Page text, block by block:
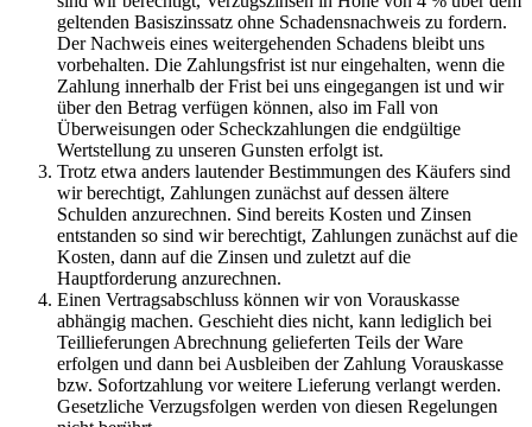
geltenden Basiszinssatz ohne Schadensnachweis zu fordern.
Der Nachweis eines weitergehenden Schadens bleibt uns
vorbehalten. Die Zahlungsfrist ist nur eingehalten, wenn die
Zahlung innerhalb der Frist bei uns eingegangen ist und wir
über den Betrag verfügen können, also im Fall von
Überweisungen oder Scheckzahlungen die endgültige
Wertstellung zu unseren Gunsten erfolgt ist.
Trotz etwa anders lautender Bestimmungen des Käufers sind
wir berechtigt, Zahlungen zunächst auf dessen ältere
Schulden anzurechnen. Sind bereits Kosten und Zinsen
entstanden so sind wir berechtigt, Zahlungen zunächst auf die
Kosten, dann auf die Zinsen und zuletzt auf die
Hauptforderung anzurechnen.
Einen Vertragsabschluss können wir von Vorauskasse
abhängig machen. Geschieht dies nicht, kann lediglich bei
Teillieferungen Abrechnung gelieferten Teils der Ware
erfolgen und dann bei Ausbleiben der Zahlung Vorauskasse
bzw. Sofortzahlung vor weitere Lieferung verlangt werden.
Gesetzliche Verzugsfolgen werden von diesen Regelungen